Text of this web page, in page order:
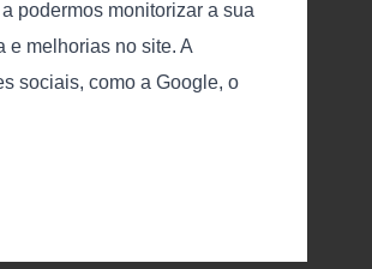
podermos monitorizar a sua
e melhorias no site. A
sociais, como a Google, o